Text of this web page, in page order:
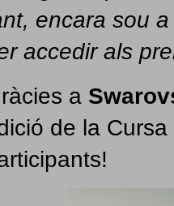
encara sou
accedir als
a
de la